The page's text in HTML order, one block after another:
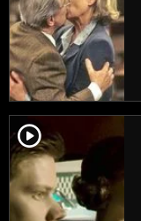
player2